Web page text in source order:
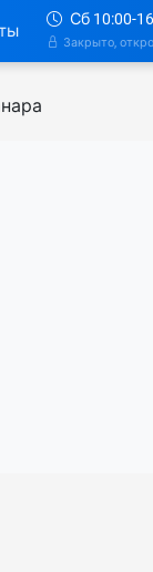
Сб 10:00-
Закрыто,